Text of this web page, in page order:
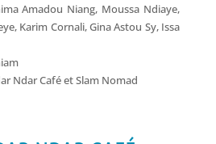
Amadou Niang, Moussa Ndiaye,
Karim Cornali, Gina Astou Sy, Issa
Ndar Café et Slam Nomad